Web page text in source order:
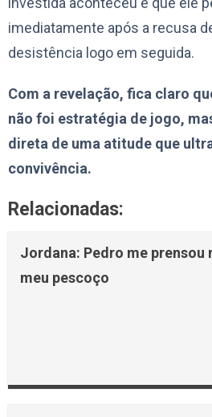
imediatamente após a recusa
desistência logo em seguida.
Com a revelação, fica claro
não foi estratégia de jogo,
direta de uma atitude que
convivência.
Relacionadas:
Jordana: Pedro me prensou
meu pescoço